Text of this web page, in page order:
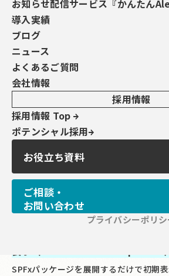
お知らせ配信サービス『かんたん
導入実績
ブログ
ニュース
よくあるご質問
会社情報
採用情報
採用情報 Top
ポテンシャル採用
お役立ち資料
ご相談・
お問い合わせ
プライバシーポリシ
2025 Microsoft MVP（Power
mate）
2026 Microsoft MVP（SharePoint
ate）
保有資格
PL-200
SC-100
著者のその他記事一覧を読
SharePointリストの複数行テキスト
やす」ボタンを都度クリックしないと全
の見落としや業務効率の低下を招きます
SPFxパッケージを展開するだけで初期